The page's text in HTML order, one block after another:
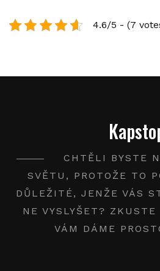
4.6/5 - (7
CHTĚLI BYSTE
SVĚTU, PROTOŽE TO
DŮLEŽITÉ, JENŽE VÁS
NE VYSLYŠET?
VÁM DÁME